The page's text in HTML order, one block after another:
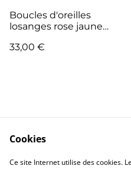
Boucles d'oreilles
losanges rose jaune
33,00 €
Me Contacter
Cookies
Ce site Internet utilise des cookies.